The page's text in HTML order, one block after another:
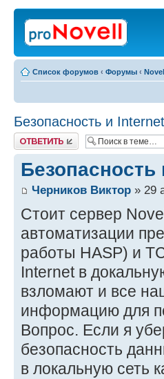
Список форумов ‹ Форумы ‹
Безопасность и Internet
Ответить
Безопасность
Черников Виктор » 29
Стоит сервер
автоматизации
работы HASP) и
Internet в
взломают и все
информацию для
Вопрос. Если я
безопасность
в локальную сеть